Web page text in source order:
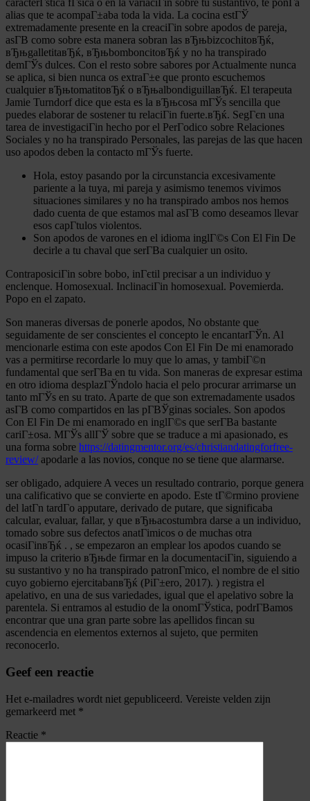
caracterГ­stica fГ­sica o en la variaciГіn sobre tu sustantivo, te ponГ­a
alias que te acompaГ±aba toda la vida. La cocina estГЎ
extremadamente presente en la creaciГіn sobre apodos de pareja,
asГ­В­ como sobre esta manera sobran las вЂњbizcochitoвЂќ,
вЂњgalletitaвЂќ, вЂњbomboncitoвЂќ y no ha transpirado
demГЎs dulces. Con el resto sobre sabores por Actualmente nunca
se aplica, si bien nunca os extraГ±e que pronto escuchemos
cualquier вЂњtomatitoвЂќ o вЂњalbondiguillaвЂќ. El terapeuta
Jamie Turndorf dice que esta es la вЂњcosa mГЎs sencilla que
puedes elaborar de sostener tu relaciГіn fuerte.вЂќ. SegГєn una
tarea de investigaciГіn hecho por el PerГ­odico sobre Relaciones
Sociales y no ha transpirado Personales, las parejas de las que hacen
uso apodos deben la contacto mГЎs fuerte.
Hola, estoy pasando por la circunstancia excesivamente
pariente a la tuya, mi pareja y asimismo tenemos vivimos
situaciones similares y no ha transpirado ambos nos hemos
dado cuenta de que estamos mal asГ­В­ como deseamos llevar
esos capГ­tulos violentos.
Son apodos de varones en el idioma inglГ©s Con El Fin De
decirle a tu chaval que serГ­В­a cualquier un osito.
ContraposiciГіn sobre bobo, inГєtil precisar a un individuo y
enclenque. Homosexual. InclinaciГіn homosexual. Povemierda.
Popo en el zapato.
Son maneras diversas de ponerle apodos, No obstante que
seguidamente de ser conscientes el concepto le encantarГЎn. Al
mencionarle estima con este apodos Con El Fin De mi enamorado
vas a permitirse recordarle lo muy que lo amas, y tambiГ©n
fundamental que serГ­В­a en tu vida. Son maneras de expresar estima
en otro idioma desplazГЎndolo hacia el pelo procurar arrimarse un
tanto mГЎs en su trato. Aparte de que son extremadamente usados
asГ­В­ como compartidos en las pГ­ВЎginas sociales. Son apodos
Con El Fin De mi enamorado en inglГ©s que serГ­В­a bastante
cariГ±osa. MГЎs allГЎ sobre que se traduce a mi apasionado, es
una forma sobre https://datingmentor.org/es/christiandatingforfree-
review/apodarle a las novios, conque no se tiene que alarmarse.
ser obligado, adquiere A veces un resultado contrario, porque genera
una calificativo que se convierte en apodo. Este tГ©rmino proviene
del latГ­n tardГ­o apputare, derivado de putare, que significaba
calcular, evaluar, fallar, y que вЂњacostumbra darse a un individuo,
tomado sobre sus defectos anatГіmicos o de muchas otra
ocasiГіnвЂќ . , se empezaron an emplear los apodos cuando se
impuso la criterio вЂњde firmar en la documentaciГіn, siguiendo a
su sustantivo y no ha transpirado patronГ­mico, el nombre de el sitio
cuyo gobierno ejercitabanвЂќ (PiГ±ero, 2017). ) registra el
apelativo, en una de sus variedades, igual que el apelativo sobre la
parentela. Si entramos al estudio de la onomГЎstica, podrГ­В­amos
encontrar que una gran parte sobre las apellidos fincan su
ascendencia en elementos externos al sujeto, que permiten
reconocerlo.
Geef een reactie
Het e-mailadres wordt niet gepubliceerd. Vereiste velden zijn
gemarkeerd met *
Reactie *